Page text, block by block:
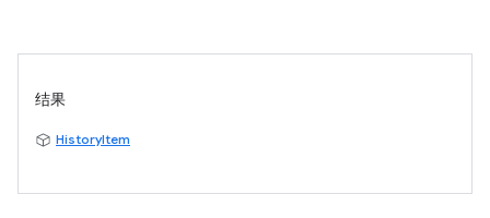
结果
HistoryItem